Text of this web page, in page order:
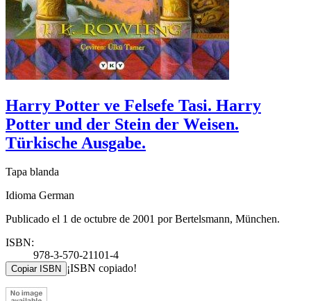
Harry Potter ve Felsefe Tasi. Harry
Potter und der Stein der Weisen.
Türkische Ausgabe.
Tapa blanda
Idioma German
Publicado el 1 de octubre de 2001 por Bertelsmann, München.
ISBN:
978-3-570-21101-4
Copiar ISBN ¡ISBN copiado!